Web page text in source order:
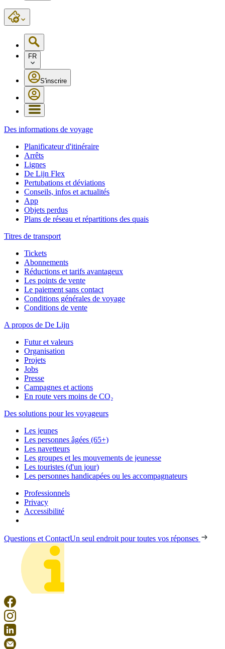
FR
S'inscrire
Des informations de voyage
Planificateur d'itinéraire
Arrêts
Lignes
De Lijn Flex
Pertubations et déviations
Conseils, infos et actualités
App
Objets perdus
Plans de réseau et répartitions des quais
Titres de transport
Tickets
Abonnements
Réductions et tarifs avantageux
Les points de vente
Le paiement sans contact
Conditions générales de voyage
Conditions de vente
A propos de De Lijn
Futur et valeurs
Organisation
Projets
Jobs
Presse
Campagnes et actions
En route vers moins de CO₂
Des solutions pour les voyageurs
Les jeunes
Les personnes âgées (65+)
Les navetteurs
Les groupes et les mouvements de jeunesse
Les touristes (d'un jour)
Les personnes handicapées ou les accompagnateurs
Professionnels
Privacy
Accessibilité
Questions et ContactUn seul endroit pour toutes vos réponses